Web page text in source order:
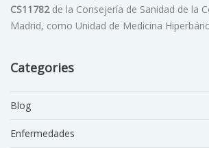
CS11782de la Consejería de Sanidad de la
Madrid, como Unidad de Medicina
Categories
Blog
Enfermedades